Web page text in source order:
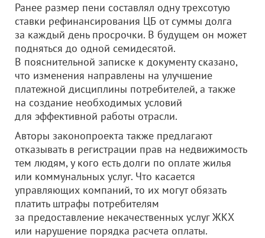
Ранее размер пени составлял одну трехсотую
ставки рефинансирования ЦБ от суммы долга
за каждый день просрочки. В будущем он может
подняться до одной семидесятой.
В пояснительной записке к документу сказано,
что изменения направлены на улучшение
платежной дисциплины потребителей, а также
на создание необходимых условий
для эффективной работы отрасли.
Авторы законопроекта также предлагают
отказывать в регистрации прав на недвижимость
тем людям, у кого есть долги по оплате жилья
или коммунальных услуг. Что касается
управляющих компаний, то их могут обязать
платить штрафы потребителям
за предоставление некачественных услуг ЖКХ
или нарушение порядка расчета оплаты.